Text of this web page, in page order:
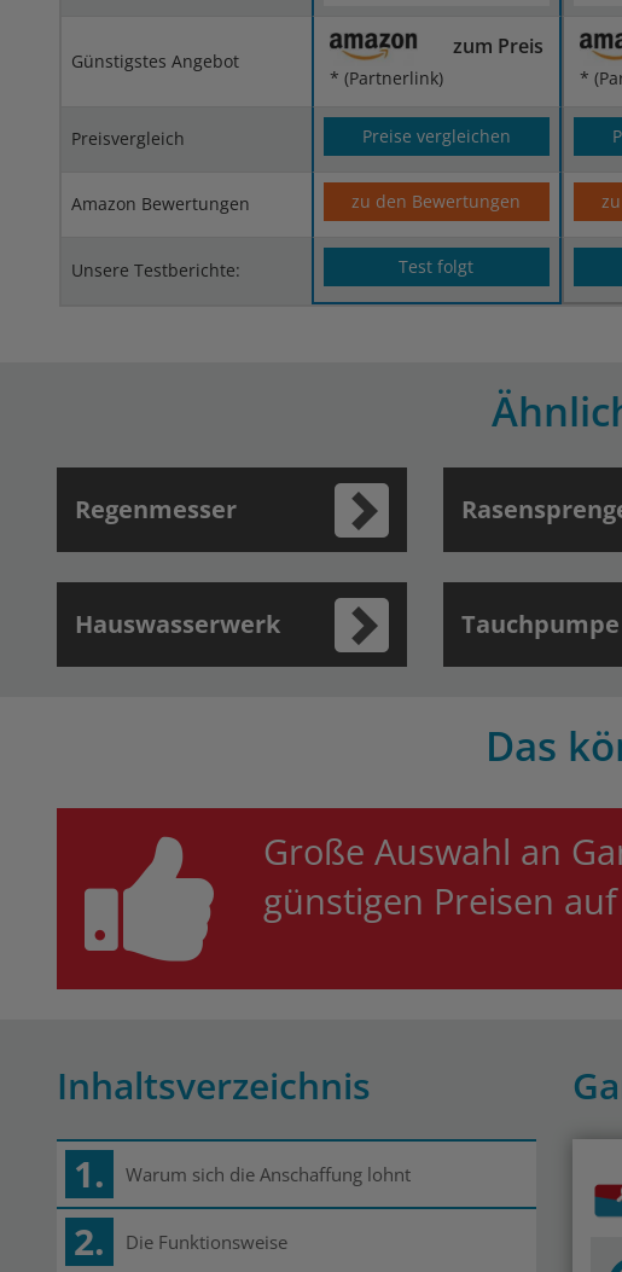
Günstigstes Angebot
zum Preis
* (Partnerlink) *
Preisvergleich Preise vergleichen
Amazon Bewertungen zu den Bewertungen
Unsere Testberichte: Test folgt
Regenmesser
Hauswasserwerk Tauchpumpe
Das
Große Auswahl an
günstigen Preisen
Inhaltsverzeichnis
1.
Warum sich die Anschaffung lohnt
2. Die Funktionsweise